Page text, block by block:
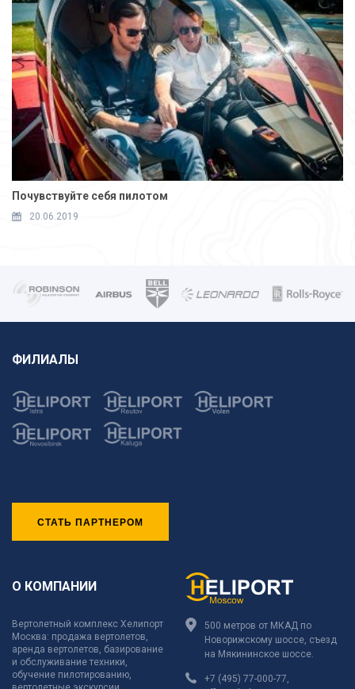
Почувствуйте себя пилотом
20.06.2019
ФИЛИАЛЫ
СТАТЬ ПАРТНЕРОМ
О КОМПАНИИ
Вертолетный комплекс Хелипорт
Москва: продажа вертолетов,
аренда вертолетов, базирование
и обслуживание техники,
обучение пилотированию,
500 метров от МКАД по
Новорижскому шоссе, съезд
на Мякининское шоссе.
+7 (495) 77-000-77